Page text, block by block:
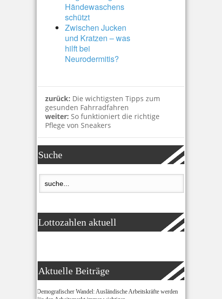
Händewaschens
schützt
Zwischen Jucken
und Kratzen – was
hilft bei
Neurodermitis?
zurück: Die wichtigsten Tipps zum
gesunden Fahrradfahren
weiter: So funktioniert die richtige
Pflege von Sneakers
Suche
Lottozahlen aktuell
Aktuelle Beiträge
Demografischer Wandel: Ausländische Arbeitskräfte werden